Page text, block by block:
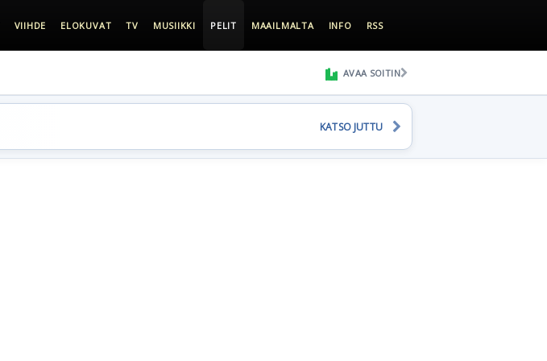
VIIHDE ELOKUVAT TV MUSIIKKI PELIT MAAILMALTA INFO RSS
AVAA SOITIN
KATSO JUTTU